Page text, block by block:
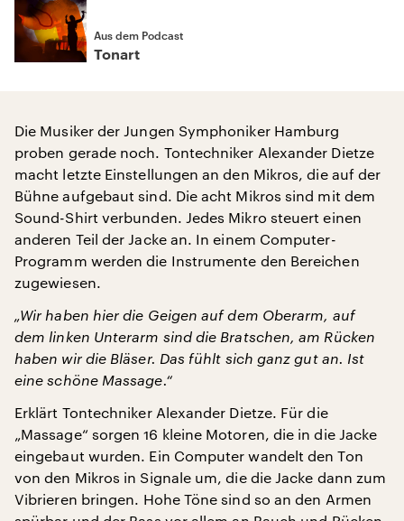
Aus dem Podcast
Tonart
Die Musiker der Jungen Symphoniker Hamburg
proben gerade noch. Tontechniker Alexander Dietze
macht letzte Einstellungen an den Mikros, die auf der
Bühne aufgebaut sind. Die acht Mikros sind mit dem
Sound-Shirt verbunden. Jedes Mikro steuert einen
anderen Teil der Jacke an. In einem Computer-
Programm werden die Instrumente den Bereichen
zugewiesen.
„Wir haben hier die Geigen auf dem Oberarm, auf
dem linken Unterarm sind die Bratschen, am Rücken
haben wir die Bläser. Das fühlt sich ganz gut an. Ist
eine schöne Massage.“
Erklärt Tontechniker Alexander Dietze. Für die
„Massage“ sorgen 16 kleine Motoren, die in die Jacke
eingebaut wurden. Ein Computer wandelt den Ton
von den Mikros in Signale um, die die Jacke dann zum
Vibrieren bringen. Hohe Töne sind so an den Armen